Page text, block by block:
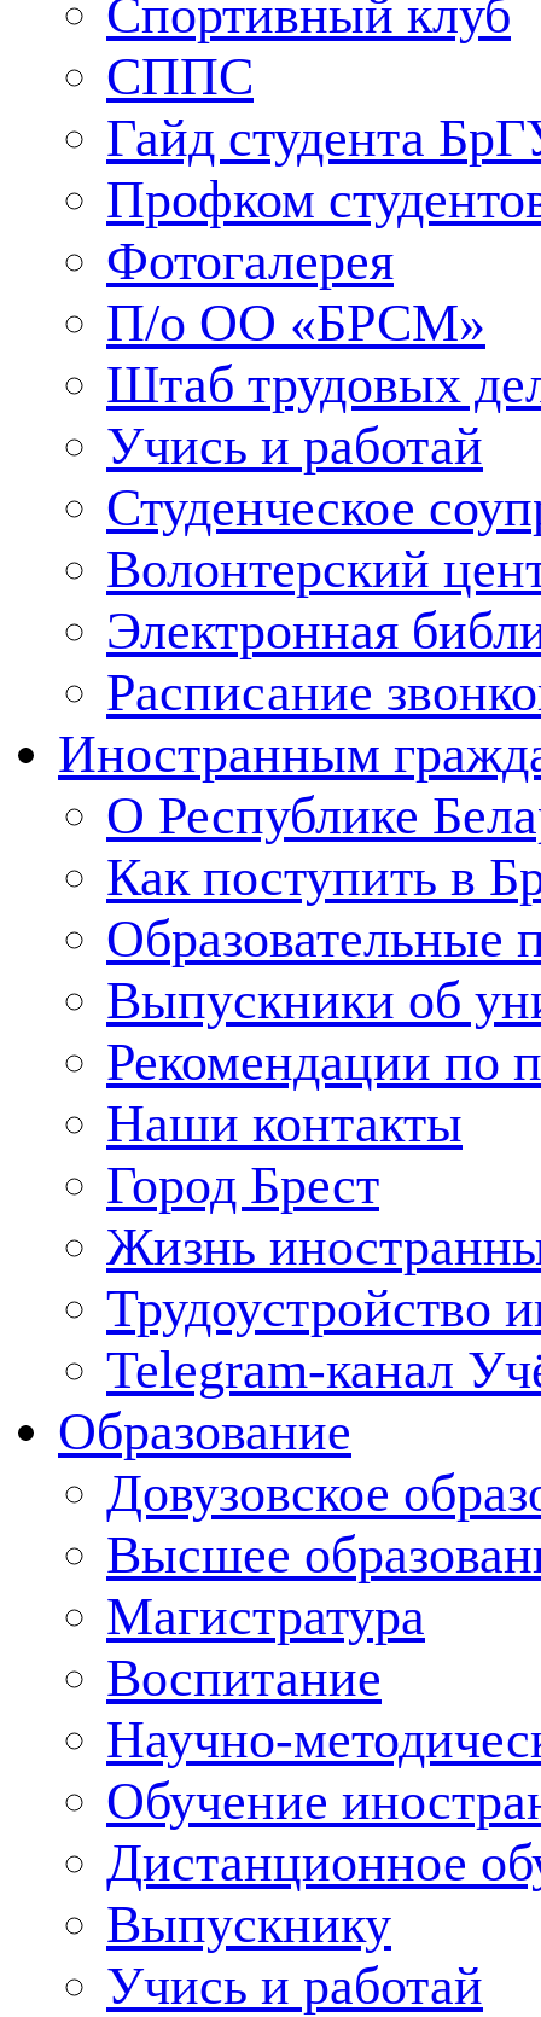
Спортивный клуб
СППС
Гайд студента
Профком
Фотогалерея
П/о ОО «БРСМ»
Штаб трудовых
Учись и работай
Студенческое
Волонтерский
Электронная
Расписание
Иностранным
О Республике
Как поступить в
Образовательные
Выпускники об
Рекомендации по
Наши контакты
Город Брест
Жизнь
Трудоустройство
Telegram-канал
Образование
Довузовское
Высшее
Магистратура
Воспитание
Научно-
Обучение
Дистанционное
Выпускнику
Учись и работай